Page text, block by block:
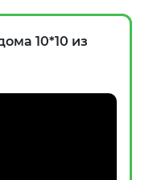
10*10 из